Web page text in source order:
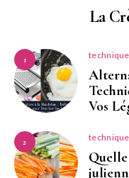
La
1
Vos
2